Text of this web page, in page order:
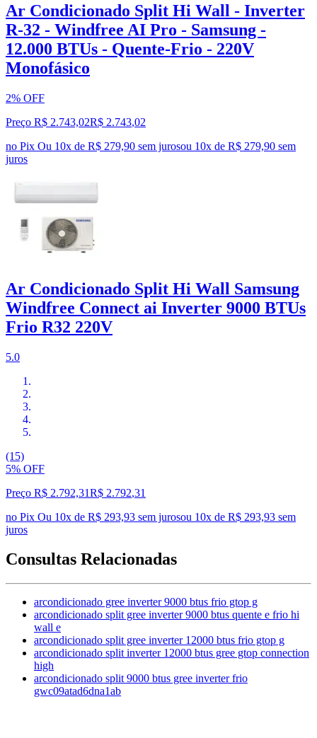
Ar Condicionado Split Hi Wall - Inverter
R-32 - Windfree AI Pro - Samsung -
12.000 BTUs - Quente-Frio - 220V
Monofásico
2% OFF
Preço R$ 2.743,02R$ 2.743,02
no Pix Ou 10x de R$ 279,90 sem jurosou 10x de R$ 279,90 sem
juros
Ar Condicionado Split Hi Wall Samsung
Windfree Connect ai Inverter 9000 BTUs
Frio R32 220V
5.0
(15)
5% OFF
Preço R$ 2.792,31R$ 2.792,31
no Pix Ou 10x de R$ 293,93 sem jurosou 10x de R$ 293,93 sem
juros
Consultas Relacionadas
arcondicionado gree inverter 9000 btus frio gtop g
arcondicionado split gree inverter 9000 btus quente e frio hi
wall e
arcondicionado split gree inverter 12000 btus frio gtop g
arcondicionado split inverter 12000 btus gree gtop connection
high
arcondicionado split 9000 btus gree inverter frio
gwc09atad6dna1ab